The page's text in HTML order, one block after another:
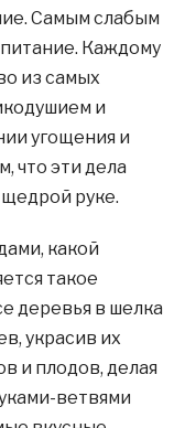
Самым слабым
Каждому
из самых
и
угощения и
что эти дела
руке.
какой
такое
деревья в шелка
украсив их
и плодов, делая
ветвями